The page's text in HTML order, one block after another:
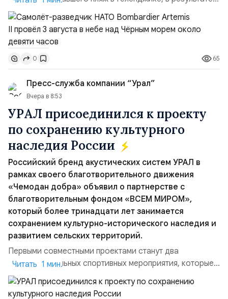
чего погибло 7 человек, включая троих детей. Позже
турецкая газета Cumhuriyet сообщила об атаке
украинских дронов в Чёрном море на ️судно Nadezhda
под флагом Камеруна, перевозившее из турецкого
порта Самсун в Новороссийск свежие овощи и фрукты.
Ранены...
0 65
Пресс-служба компании “Урал”
Вчера в 8:53
УРАЛ присоединился к проекту
по сохранению культурного
наследия России
Российский бренд акустических систем УРАЛ в
рамках своего благотворительного движения
«Чемодан добра» объявил о партнерстве с
благотворительным фондом «ВСЕМ МИРОМ»,
который более тринадцати лет занимается
сохранением культурно-исторического наследия и
развитием сельских территорий.
Первыми совместными проектами станут два
благотворительных спортивных мероприятия, которые
пройдут в августе в Ивановской области и объединят
жителей региона, волонтеров и участников со всей
Читать 1 мин.